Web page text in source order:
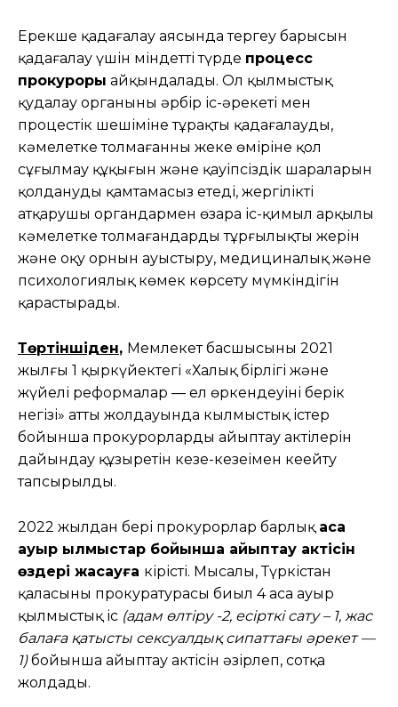
Ерекше қадағалау аясында тергеу барысын
қадағалау үшін міндетті түрде процесс
прокуроры айқындалады. Ол қылмыстық
қудалау органының әрбір іс-әрекеті мен
процестік шешіміне тұрақты қадағалауды,
кәмелетке толмағанның жеке өміріне қол
сұғылмау құқығын және қауіпсіздік шараларын
қолдануды қамтамасыз етеді, жергілікті
атқарушы органдармен өзара іс-қимыл арқылы
кәмелетке толмағандардың тұрғылықты жерін
және оқу орнын ауыстыру, медициналық және
психологиялық көмек көрсету мүмкіндігін
қарастырады.
Төртіншіден, Мемлекет басшысының 2021
жылғы 1 қыркүйектегі «Халық бірлігі және
жүйелі реформалар — ел өркендеуінің берік
негізі» атты жолдауында кылмыстық істер
бойынша прокурорлардың айыптау актілерін
дайындау құзыретін кезең-кезеңімен кеңейту
тапсырылды.
2022 жылдан бері прокурорлар барлық аса
ауыр қылмыстар бойынша айыптау актісін
өздері жасауға кірісті. Мысалы, Түркістан
қаласының прокуратурасы биыл 4 аса ауыр
қылмыстық іс (адам өлтіру -2, есірткі сату – 1, жас
балаға қатысты сексуалдық сипаттағы әрекет —
1)бойынша айыптау актісін әзірлеп, сотқа
жолдады.